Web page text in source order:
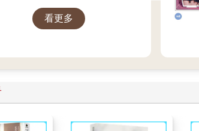
亡遊戲混飯吃。相關周邊一
看更多